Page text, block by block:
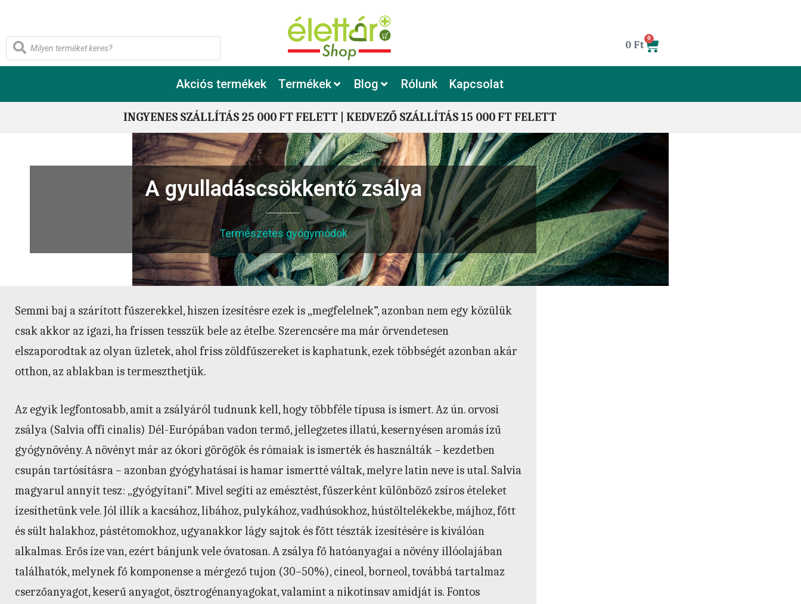
0 Ft
0
Akciós termékek Termékek Blog Rólunk Kapcsolat
INGYENES SZÁLLÍTÁS 25 000 FT FELETT | KEDVEZŐ SZÁLLÍTÁS 15 000 FT FELETT
A gyulladáscsökkentő zsálya
Természetes gyógymódok
Semmi baj a szárított fűszerekkel, hiszen ízesítésre ezek is „megfelelnek”, azonban nem egy közülük
csak akkor az igazi, ha frissen tesszük bele az ételbe. Szerencsére ma már örvendetesen
elszaporodtak az olyan üzletek, ahol friss zöldfűszereket is kaphatunk, ezek többségét azonban akár
otthon, az ablakban is termeszthetjük.
Az egyik legfontosabb, amit a zsályáról tudnunk kell, hogy többféle típusa is ismert. Az ún. orvosi
zsálya (Salvia offi cinalis) Dél-Európában vadon termő, jellegzetes illatú, kesernyésen aromás ízű
gyógynövény. A növényt már az ókori görögök és rómaiak is ismerték és használták – kezdetben
csupán tartósításra – azonban gyógyhatásai is hamar ismertté váltak, melyre latin neve is utal. Salvia
magyarul annyit tesz: „gyógyítani”. Mivel segíti az emésztést, fűszerként különböző zsíros ételeket
ízesíthetünk vele. Jól illik a kacsához, libához, pulykához, vadhúsokhoz, hústöltelékekbe, májhoz, főtt
és sült halakhoz, pástétomokhoz, ugyanakkor lágy sajtok és főtt tészták ízesítésére is kiválóan
alkalmas. Erős íze van, ezért bánjunk vele óvatosan. A zsálya fő hatóanyagai a növény illóolajában
találhatók, melynek fő komponense a mérgező tujon (30–50%), cineol, borneol, továbbá tartalmaz
cserzőanyagot, keserű anyagot, ösztrogénanyagokat, valamint a nikotinsav amidját is. Fontos